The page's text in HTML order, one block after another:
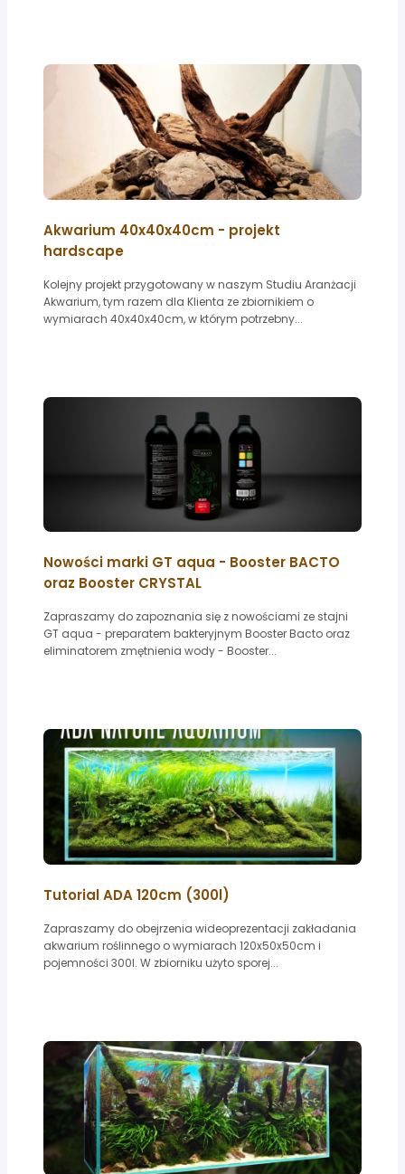
Akwarium 40x40x40cm - projekt
hardscape
Kolejny projekt przygotowany w naszym Studiu Aranżacji
Akwarium, tym razem dla Klienta ze zbiornikiem o
wymiarach 40x40x40cm, w którym potrzebny...
Nowości marki GT aqua - Booster BACTO
oraz Booster CRYSTAL
Zapraszamy do zapoznania się z nowościami ze stajni
GT aqua - preparatem bakteryjnym Booster Bacto oraz
eliminatorem zmętnienia wody - Booster...
Tutorial ADA 120cm (300l)
Zapraszamy do obejrzenia wideoprezentacji zakładania
akwarium roślinnego o wymiarach 120x50x50cm i
pojemności 300l. W zbiorniku użyto sporej...